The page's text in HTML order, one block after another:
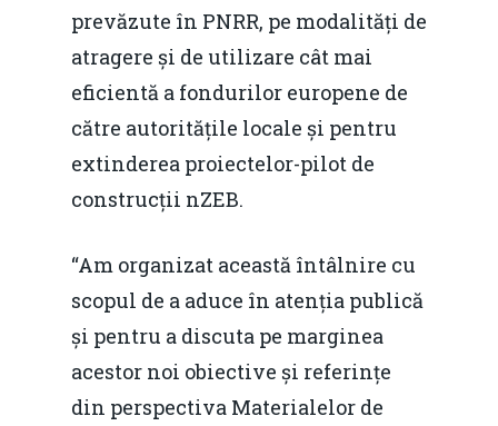
prevăzute în PNRR, pe modalități de
atragere și de utilizare cât mai
eficientă a fondurilor europene de
către autoritățile locale și pentru
extinderea proiectelor-pilot de
construcții nZEB.
“Am organizat această întâlnire cu
scopul de a aduce în atenția publică
și pentru a discuta pe marginea
acestor noi obiective și referințe
din perspectiva Materialelor de